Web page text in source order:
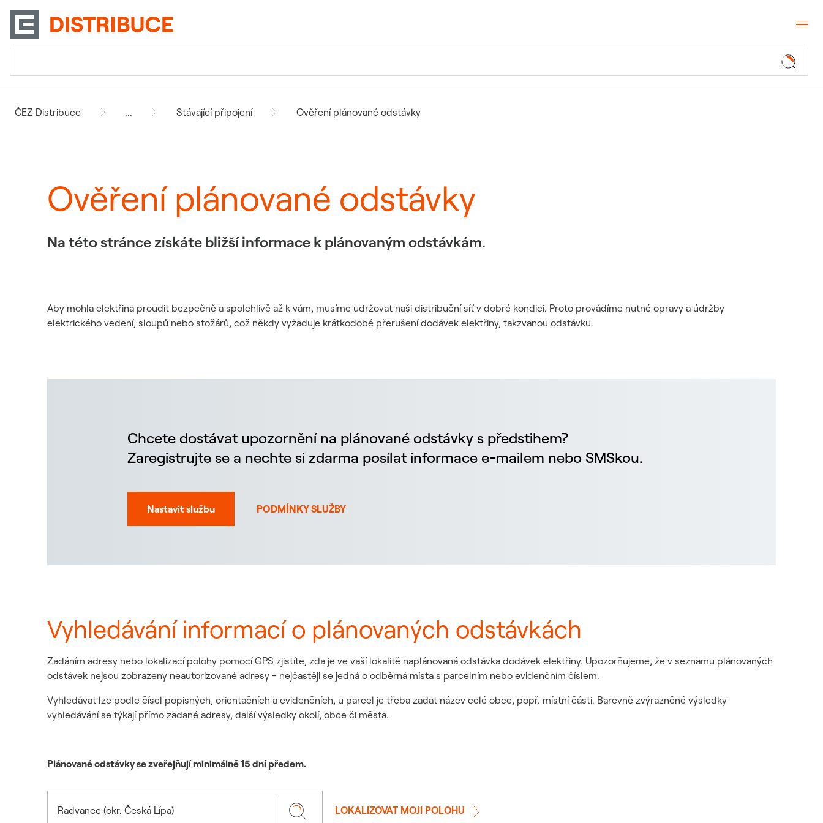
ČEZ Distribuce ... Stávající připojení Ověření plánované odstávky
Ověření plánované odstávky
Na této stránce získáte bližší informace k plánovaným odstávkám.
Aby mohla elektřina proudit bezpečně a spolehlivě až k vám, musíme udržovat naši distribuční síť v dobré kondici. Proto provádíme nutné opravy a údržby
elektrického vedení, sloupů nebo stožárů, což někdy vyžaduje krátkodobé přerušení dodávek elektřiny, takzvanou odstávku.
Chcete dostávat upozornění na plánované odstávky s předstihem?
Zaregistrujte se a nechte si zdarma posílat informace e-mailem nebo SMSkou.
Nastavit službu PODMÍNKY SLUŽBY
Vyhledávání informací o plánovaných odstávkách
Zadáním adresy nebo lokalizací polohy pomocí GPS zjistíte, zda je ve vaší lokalitě naplánovaná odstávka dodávek elektřiny. Upozorňujeme, že v seznamu plánovaných
odstávek nejsou zobrazeny neautorizované adresy - nejčastěji se jedná o odběrná místa s parcelním nebo evidenčním číslem.
Vyhledávat lze podle čísel popisných, orientačních a evidenčních, u parcel je třeba zadat název celé obce, popř. místní části. Barevně zvýrazněné výsledky
vyhledávání se týkají přímo zadané adresy, další výsledky okolí, obce či města.
Plánované odstávky se zveřejňují minimálně 15 dní předem.
LOKALIZOVAT MOJI POLOHU